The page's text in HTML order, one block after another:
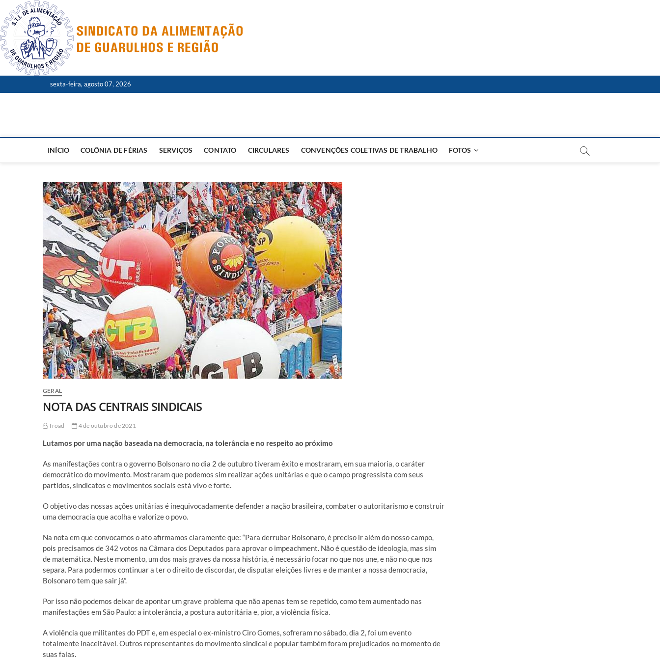
to
content
sexta-feira, agosto 07, 2026
INÍCIO COLÔNIA DE FÉRIAS SERVIÇOS CONTATO CIRCULARES CONVENÇÕES COLETIVAS DE TRABALHO FOTOS
GERAL
NOTA DAS CENTRAIS SINDICAIS
Troad 4 de outubro de 2021
Lutamos por uma nação baseada na democracia, na tolerância e no respeito ao próximo
As manifestações contra o governo Bolsonaro no dia 2 de outubro tiveram êxito e mostraram, em sua maioria, o caráter
democrático do movimento. Mostraram que podemos sim realizar ações unitárias e que o campo progressista com seus
partidos, sindicatos e movimentos sociais está vivo e forte.
O objetivo das nossas ações unitárias é inequivocadamente defender a nação brasileira, combater o autoritarismo e construir
uma democracia que acolha e valorize o povo.
Na nota em que convocamos o ato afirmamos claramente que: “Para derrubar Bolsonaro, é preciso ir além do nosso campo,
pois precisamos de 342 votos na Câmara dos Deputados para aprovar o impeachment. Não é questão de ideologia, mas sim
de matemática. Neste momento, um dos mais graves da nossa história, é necessário focar no que nos une, e não no que nos
separa. Para podermos continuar a ter o direito de discordar, de disputar eleições livres e de manter a nossa democracia,
Bolsonaro tem que sair já”.
Por isso não podemos deixar de apontar um grave problema que não apenas tem se repetido, como tem aumentado nas
manifestações em São Paulo: a intolerância, a postura autoritária e, pior, a violência física.
A violência que militantes do PDT e, em especial o ex-ministro Ciro Gomes, sofreram no sábado, dia 2, foi um evento
totalmente inaceitável. Outros representantes do movimento sindical e popular também foram prejudicados no momento de
suas falas.